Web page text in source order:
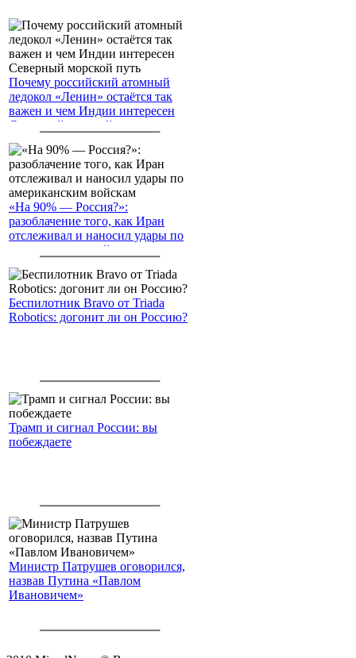
Почему российский атомный
ледокол «Ленин» остаётся так
важен и чем Индии интересен
Северный морской путь
«На 90% — Россия?»:
разоблачение того, как Иран
отслеживал и наносил удары по
американским войскам
Беспилотник Bravo от Triada
Robotics: догонит ли он Россию?
Трамп и сигнал России: вы
побеждаете
Министр Патрушев оговорился,
назвав Путина «Павлом
Ивановичем»